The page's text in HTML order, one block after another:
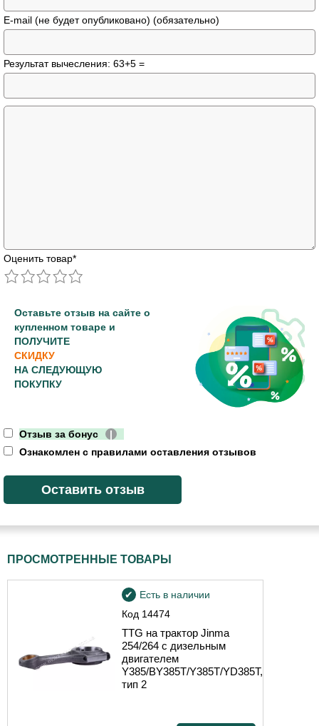
E-mail (не будет опубликовано) (обязательно)
Результат вычесления: 63+5 =
Оценить товар*
Оставьте отзыв на сайте о
купленном товаре и
ПОЛУЧИТЕ
СКИДКУ
НА СЛЕДУЮЩУЮ
ПОКУПКУ
Отзыв за бонус
|
Ознакомлен с правилами оставления отзывов
ПРОСМОТРЕННЫЕ ТОВАРЫ
Код 14474
Есть в наличии
TTG на трактор Jinma
254/264 с дизельным
двигателем
Y385/BY385T/Y385T/YD385T,
тип 2